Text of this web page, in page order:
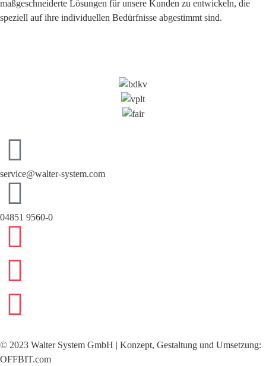
maßgeschneiderte Lösungen für unsere Kunden zu entwickeln, die
speziell auf ihre individuellen Bedürfnisse abgestimmt sind.
service@walter-system.com
04851 9560-0
© 2023 Walter System GmbH | Konzept, Gestaltung und Umsetzung:
OFFBIT.com